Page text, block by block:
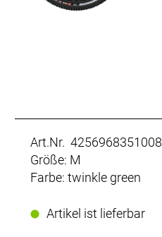
Art.Nr. 4256968351008
Größe: M
Farbe: twinkle green
Artikel ist lieferbar